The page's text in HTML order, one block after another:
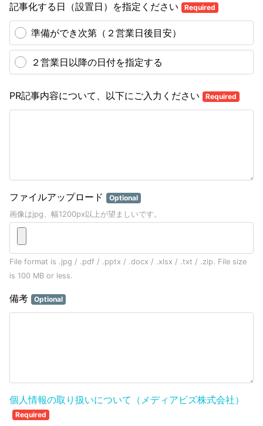
記事化する日（設置日）を指定ください Required
準備ができ次第（２営業日後目安）
２営業日以降の日付を指定する
PR記事内容について、以下にご入力ください Required
ファイルアップロード Optional
画像はjpg、幅1200px以上が望ましいです。
File format is .jpg / .pdf / .pptx / .docx / .xlsx / .txt / .zip. File size
is 100 MB or less.
備考 Optional
個人情報の取り扱いについて（メディアビズ株式会社）
Required